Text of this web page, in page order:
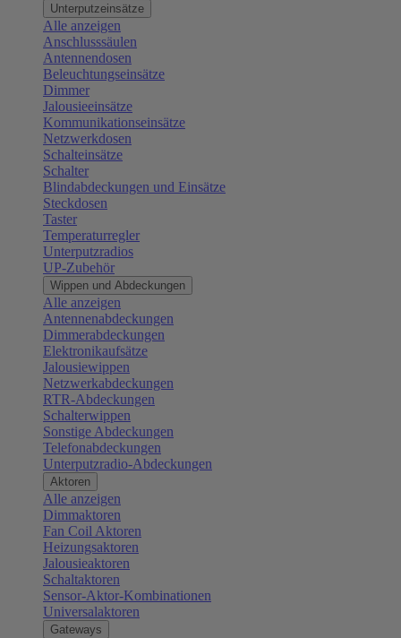
Unterputzeinsätze
Alle anzeigen
Anschlusssäulen
Antennendosen
Beleuchtungseinsätze
Dimmer
Jalousieeinsätze
Kommunikationseinsätze
Netzwerkdosen
Schalteinsätze
Schalter
Blindabdeckungen und Einsätze
Steckdosen
Taster
Temperaturregler
Unterputzradios
UP-Zubehör
Wippen und Abdeckungen
Alle anzeigen
Antennenabdeckungen
Dimmerabdeckungen
Elektronikaufsätze
Jalousiewippen
Netzwerkabdeckungen
RTR-Abdeckungen
Schalterwippen
Sonstige Abdeckungen
Telefonabdeckungen
Unterputzradio-Abdeckungen
Aktoren
Alle anzeigen
Dimmaktoren
Fan Coil Aktoren
Heizungsaktoren
Jalousieaktoren
Schaltaktoren
Sensor-Aktor-Kombinationen
Universalaktoren
Gateways